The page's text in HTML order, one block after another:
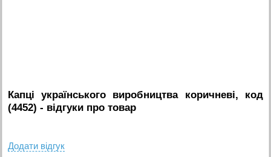
Капці українського виробництва коричневі, код
(4452) - вiдгуки про товар
Додати вiдгук